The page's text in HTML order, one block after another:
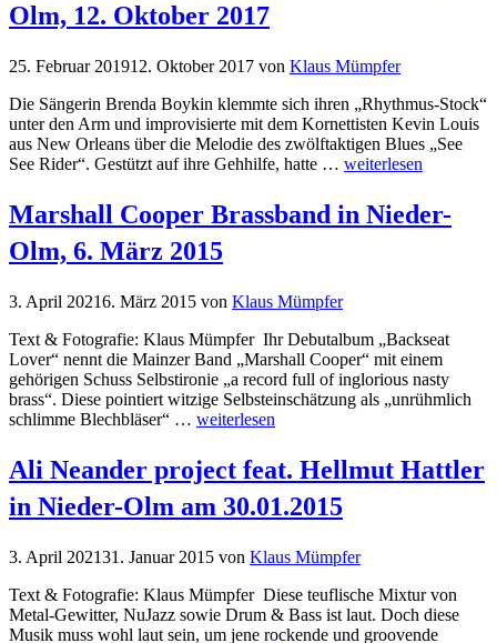
Olm, 12. Oktober 2017
25. Februar 201912. Oktober 2017 von Klaus Mümpfer
Die Sängerin Brenda Boykin klemmte sich ihren „Rhythmus-Stock“
unter den Arm und improvisierte mit dem Kornettisten Kevin Louis
aus New Orleans über die Melodie des zwölftaktigen Blues „See
See Rider“. Gestützt auf ihre Gehhilfe, hatte … weiterlesen
Marshall Cooper Brassband in Nieder-
Olm, 6. März 2015
3. April 20216. März 2015 von Klaus Mümpfer
Text & Fotografie: Klaus Mümpfer Ihr Debutalbum „Backseat
Lover“ nennt die Mainzer Band „Marshall Cooper“ mit einem
gehörigen Schuss Selbstironie „a record full of inglorious nasty
brass“. Diese pointiert witzige Selbsteinschätzung als „unrühmlich
schlimme Blechbläser“ … weiterlesen
Ali Neander project feat. Hellmut Hattler
in Nieder-Olm am 30.01.2015
3. April 202131. Januar 2015 von Klaus Mümpfer
Text & Fotografie: Klaus Mümpfer Diese teuflische Mixtur von
Metal-Gewitter, NuJazz sowie Drum & Bass ist laut. Doch diese
Musik muss wohl laut sein, um jene rockende und groovende